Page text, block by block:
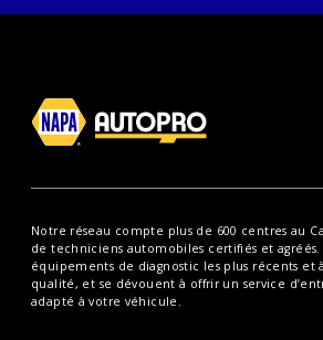
Notre réseau compte plus de 600 centres au
de techniciens automobiles certifiés et agréés.
équipements de diagnostic les plus récents et
qualité, et se dévouent à offrir un service
adapté à votre véhicule.